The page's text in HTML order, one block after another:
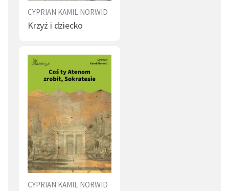
CYPRIAN KAMIL NORWID
Krzyż i dziecko
CYPRIAN KAMIL NORWID